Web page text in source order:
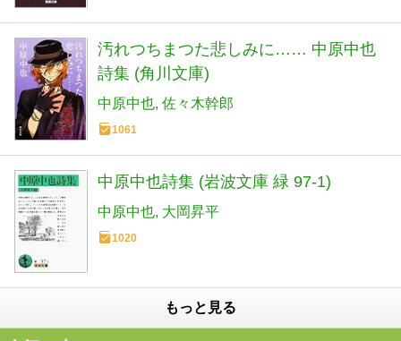
汚れつちまつた悲しみに…… 中原中也
詩集 (角川文庫)
中原中也 佐々木幹郎
1061
中原中也詩集 (岩波文庫 緑 97-1)
中原中也 大岡昇平
1020
もっと見る